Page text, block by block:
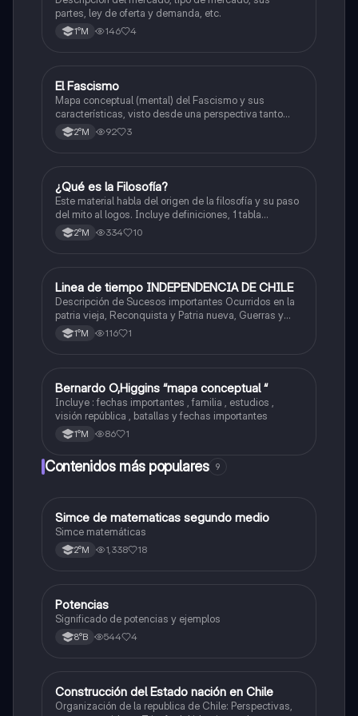
partes, ley de oferta y demanda, etc.
1°M 146 4
Historia
El Fascismo
Mapa conceptual (mental) del Fascismo y sus
características, visto desde una perspectiva tanto
como política, cultural y económica/social.
2°M 92 3
Historia
¿Qué es la Filosofía?
Este material habla del origen de la filosofía y su paso
del mito al logos. Incluye definiciones, 1 tabla
comparativa, conceptos como la cosmología y la
antropología, y propuestas de filósofos presocráticos.
2°M 334 10
Historia
Linea de tiempo INDEPENDENCIA DE CHILE
Descripción de Sucesos importantes Ocurridos en la
patria vieja, Reconquista y Patria nueva, Guerras y
Más1°M 116 1
Historia
Bernardo O,Higgins “mapa conceptual “
Incluye : fechas importantes , familia , estudios ,
visión república , batallas y fechas importantes
1°M 86 1
Contenidos más populares 9
Matemáticas
Simce de matematicas segundo medio
Simce matemáticas
2°M 1,338 18
Matemáticas
Potencias
Significado de potencias y ejemplos
8°B 544 4
Historia
Construcción del Estado nación en Chile
Organización de la republica de Chile: Perspectivas,